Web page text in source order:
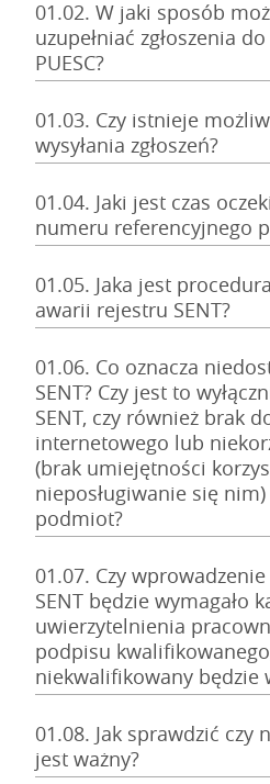
01.02. W jaki sposób
uzupełniać zgłoszenia
PUESC?
01.03. Czy istnieje
wysyłania zgłoszeń?
01.04. Jaki jest czas
numeru referencyjnego
01.05. Jaka jest
awarii rejestru SENT?
01.06. Co oznacza
SENT? Czy jest to
SENT, czy również brak
internetowego lub
(brak umiejętności
nieposługiwanie się
podmiot?
01.07. Czy
SENT będzie wymagało
uwierzytelnienia
podpisu
niekwalifikowany będzie
01.08. Jak sprawdzić czy
jest ważny?